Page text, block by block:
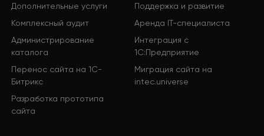
Дополнительные услуги
Поддержка и развитие
Комплексный аудит
Аренда IT-специалиста
Администрирование
каталога
Интеграция с
1С:Предприятие
Перенос сайта на 1С-
Битрикс
Миграция сайта на
intec.universe
Разработка прототипа
сайта